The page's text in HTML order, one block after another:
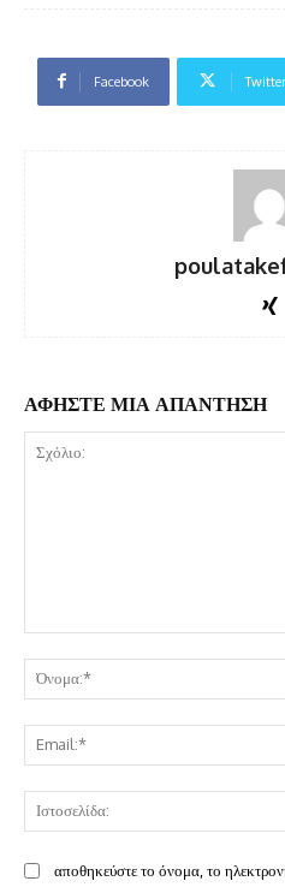
Facebook Twitter
ΑΦΗΣΤΕ ΜΙΑ ΑΠΑΝΤΗΣΗ
αποθηκεύστε το όνομα, το